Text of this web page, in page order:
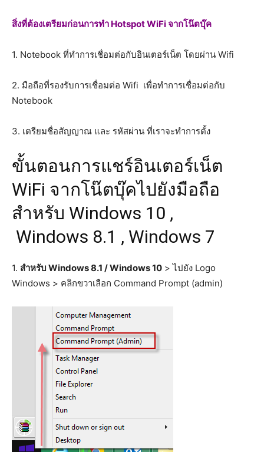
สิ่งที่ต้องเตรียมก่อนการทำ Hotspot WiFi จากโน๊ตบุ๊ค
1. Notebook ที่ทำการเชื่อมต่อกับอินเตอร์เน็ต โดยผ่าน Wifi
2. มือถือที่รองรับการเชื่อมต่อ Wifi เพื่อทำการเชื่อมต่อกับ
Notebook
3. เตรียมชื่อสัญญาณ และ รหัสผ่าน ที่เราจะทำการตั้ง
ขั้นตอนการแชร์อินเตอร์เน็ต
WiFi จากโน๊ตบุ๊คไปยังมือถือ
สำหรับ Windows 10 ,
Windows 8.1 , Windows 7
1. สำหรับ Windows 8.1 / Windows 10 > ไปยัง Logo
Windows > คลิกขวาเลือก Command Prompt (admin)